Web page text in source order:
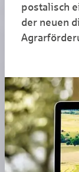
postalisch
der neuen